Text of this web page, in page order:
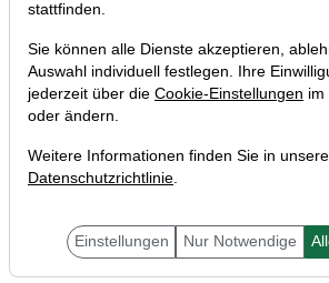
Liebe Anleger,
stattfinden.
Sie können alle Dienste akzeptieren,
Auswahl individuell festlegen. Ihre
jederzeit über die Cookie-Einstellungen im
oder ändern.
Weitere Informationen finden Sie in
Datenschutzrichtlinie.
Einstellungen Nur Notwendige